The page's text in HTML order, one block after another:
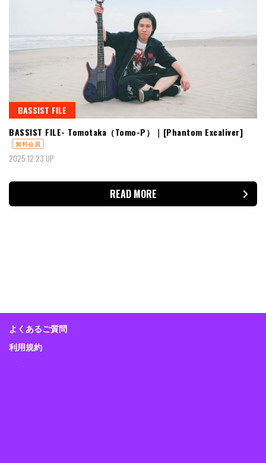
BASSIST FILE
BASSIST FILE- Tomotaka（Tomo-P）｜[Phantom Excaliver]
無料会員
2025.12.23 UP
READ MORE
よくあるご質問
利用規約
プライバシーポリシー